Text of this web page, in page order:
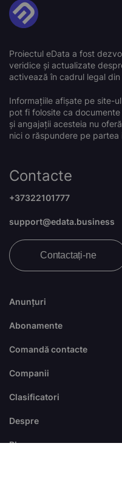
Proiectul eData a fost
veridice și actualizate
activează în cadrul legal
Informațiile afișate pe site-
pot fi folosite ca
și angajații acesteia nu
nici o răspundere pe
Anunțuri
Abonamente
Comandă contacte
Companii
Clasificatori
Despre
Blog
Contacte
+37322101777
support@edata.business
Contactați-ne